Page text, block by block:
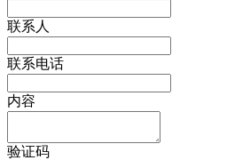
联系人
联系电话
内容
验证码